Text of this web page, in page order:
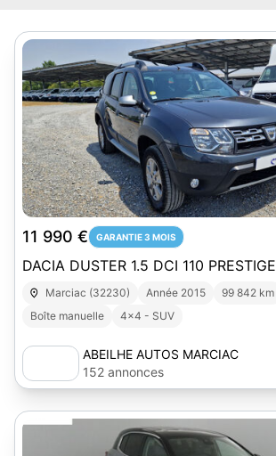
11 990 € GARANTIE 3 MOIS
DACIA DUSTER 1.5 DCI 110 PRESTIGE
Marciac (32230) Année 2015 99 842 km
Boîte manuelle
4x4 - SUV
ABEILHE AUTOS MARCIAC
152 annonces